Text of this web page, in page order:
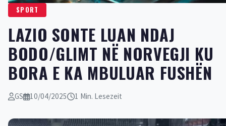
SPORT
LAZIO SONTE LUAN NDAJ
BODO/GLIMT NË NORVEGJI KU
BORA E KA MBULUAR FUSHËN
GS 10/04/2025 1 Min. Lesezeit